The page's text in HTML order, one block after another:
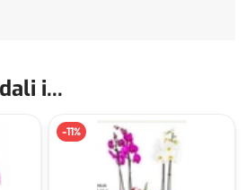
i...
-11%